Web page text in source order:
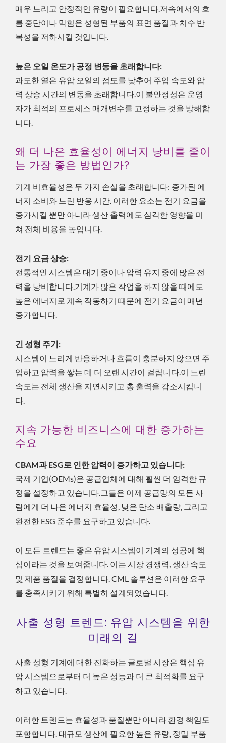
매우 느리고 안정적인 유량이 필요합니다.저속에서의 흐
름 중단이나 막힘은 성형된 부품의 표면 품질과 치수 반
복성을 저하시킬 것입니다.
높은 오일 온도가 공정 변동을 초래합니다:
과도한 열은 유압 오일의 점도를 낮추어 주입 속도와 압
력 상승 시간의 변동을 초래합니다.이 불안정성은 운영
자가 최적의 프로세스 매개변수를 고정하는 것을 방해합
니다.
왜 더 나은 효율성이 에너지 낭비를 줄이
는 가장 좋은 방법인가?
기계 비효율성은 두 가지 손실을 초래합니다: 증가된 에
너지 소비와 느린 반응 시간. 이러한 요소는 전기 요금을
증가시킬 뿐만 아니라 생산 출력에도 심각한 영향을 미
쳐 전체 비용을 높입니다.
전기 요금 상승:
전통적인 시스템은 대기 중이나 압력 유지 중에 많은 전
력을 낭비합니다.기계가 많은 작업을 하지 않을 때에도
높은 에너지로 계속 작동하기 때문에 전기 요금이 매년
증가합니다.
긴 성형 주기:
시스템이 느리게 반응하거나 흐름이 충분하지 않으면 주
입하고 압력을 쌓는 데 더 오랜 시간이 걸립니다.이 느린
속도는 전체 생산을 지연시키고 총 출력을 감소시킵니
다.
지속 가능한 비즈니스에 대한 증가하는
수요
CBAM과 ESG로 인한 압력이 증가하고 있습니다:
국제 기업(OEMs)은 공급업체에 대해 훨씬 더 엄격한 규
정을 설정하고 있습니다.그들은 이제 공급망의 모든 사
람에게 더 나은 에너지 효율성, 낮은 탄소 배출량, 그리고
완전한 ESG 준수를 요구하고 있습니다.
이 모든 트렌드는 좋은 유압 시스템이 기계의 성공에 핵
심이라는 것을 보여줍니다. 이는 시장 경쟁력, 생산 속도
및 제품 품질을 결정합니다. CML 솔루션은 이러한 요구
를 충족시키기 위해 특별히 설계되었습니다.
사출 성형 트렌드: 유압 시스템을 위한
미래의 길
사출 성형 기계에 대한 진화하는 글로벌 시장은 핵심 유
압 시스템으로부터 더 높은 성능과 더 큰 최적화를 요구
하고 있습니다.
이러한 트렌드는 효율성과 품질뿐만 아니라 환경 책임도
포함합니다. 대규모 생산에 필요한 높은 유량, 정밀 부품